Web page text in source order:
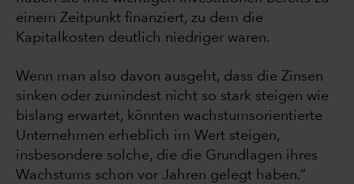
einem Zeitpunkt finanziert, zu dem die
Kapitalkosten deutlich niedriger waren.
Wenn man also davon ausgeht, dass die Zinsen
sinken oder zumindest nicht so stark steigen wie
bislang erwartet, könnten wachstumsorientierte
Unternehmen erheblich im Wert steigen,
insbesondere solche, die die Grundlagen ihres
Wachstums schon vor Jahren gelegt haben.“